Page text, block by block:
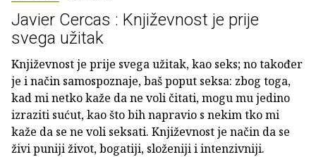
Javier Cercas : Književnost je prije
svega užitak
Književnost je prije svega užitak, kao seks; no također
je i način samospoznaje, baš poput seksa: zbog toga,
kad mi netko kaže da ne voli čitati, mogu mu jedino
izraziti sućut, kao što bih napravio s nekim tko mi
kaže da se ne voli seksati. Književnost je način da se
živi puniji život, bogatiji, složeniji i intenzivniji.